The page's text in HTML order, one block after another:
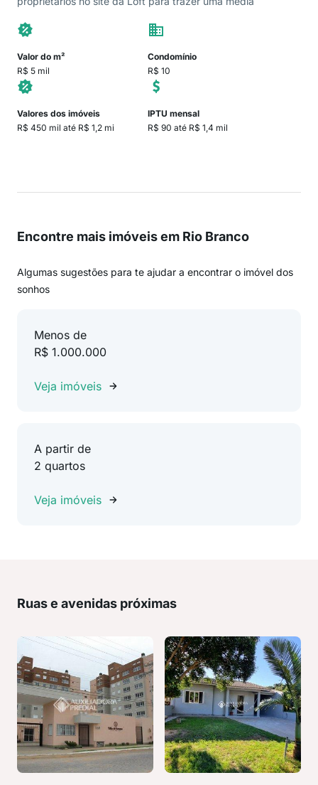
Valor do m²
R$ 5 mil
Condomínio
R$ 10
Valores dos imóveis
R$ 450 mil até R$ 1,2 mi
IPTU mensal
R$ 90 até R$ 1,4 mil
Encontre mais imóveis em Rio Branco
Algumas sugestões para te ajudar a encontrar o imóvel dos
sonhos
Menos de
R$ 1.000.000
Veja imóveis
A partir de
2 quartos
Veja imóveis
Ruas e avenidas próximas